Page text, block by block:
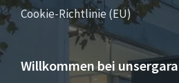
Cookie-Richtlinie (EU)
Willkommen bei